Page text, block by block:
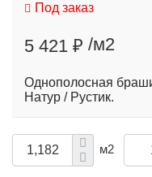
Под заказ
5 421 ₽ /м2
Однополосная
Натур / Рустик.
м2